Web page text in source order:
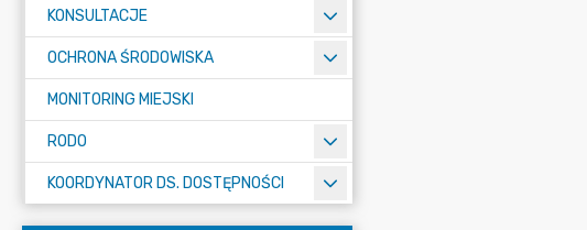
KONSULTACJE
OCHRONA ŚRODOWISKA
MONITORING MIEJSKI
RODO
KOORDYNATOR DS. DOSTĘPNOŚCI